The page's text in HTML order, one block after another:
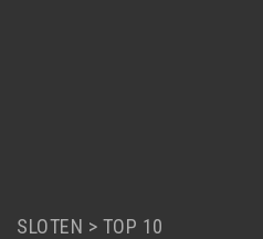
SLOTEN > TOP 10